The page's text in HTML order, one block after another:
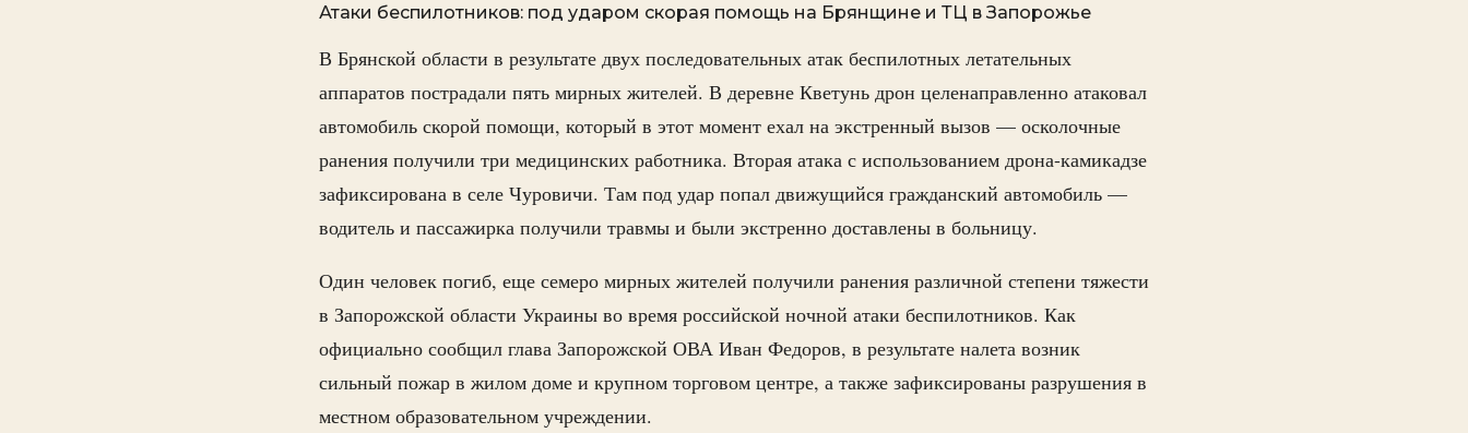
Атаки беспилотников: под ударом скорая помощь на Брянщине и ТЦ в Запорожье
В Брянской области в результате двух последовательных атак беспилотных летательных
аппаратов пострадали пять мирных жителей. В деревне Кветунь дрон целенаправленно атаковал
автомобиль скорой помощи, который в этот момент ехал на экстренный вызов — осколочные
ранения получили три медицинских работника. Вторая атака с использованием дрона-камикадзе
зафиксирована в селе Чуровичи. Там под удар попал движущийся гражданский автомобиль —
водитель и пассажирка получили травмы и были экстренно доставлены в больницу.
Один человек погиб, еще семеро мирных жителей получили ранения различной степени тяжести
в Запорожской области Украины во время российской ночной атаки беспилотников. Как
официально сообщил глава Запорожской ОВА Иван Федоров, в результате налета возник
сильный пожар в жилом доме и крупном торговом центре, а также зафиксированы разрушения в
местном образовательном учреждении.